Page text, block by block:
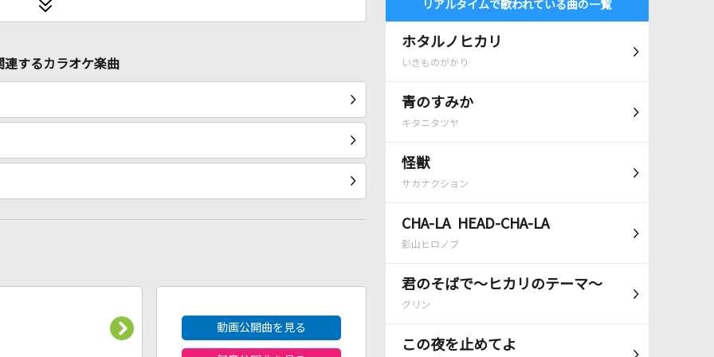
リアルタイムで歌われている曲の一覧
ホタルノヒカリ
いきものがかり
青のすみか
キタニタツヤ
怪獣
サカナクション
CHA-LA HEAD-CHA-LA
影山ヒロノブ
君のそばで～ヒカリのテーマ～
グリン
この夜を止めてよ
連するカラオケ楽曲
動画公開曲を見る